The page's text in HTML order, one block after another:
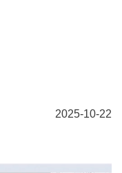
2025-10-22